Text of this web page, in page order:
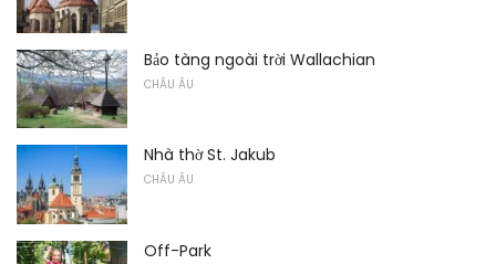
Bảo tàng ngoài trời Wallachian
CHÂU ÂU
Nhà thờ St. Jakub
CHÂU ÂU
Off-Park